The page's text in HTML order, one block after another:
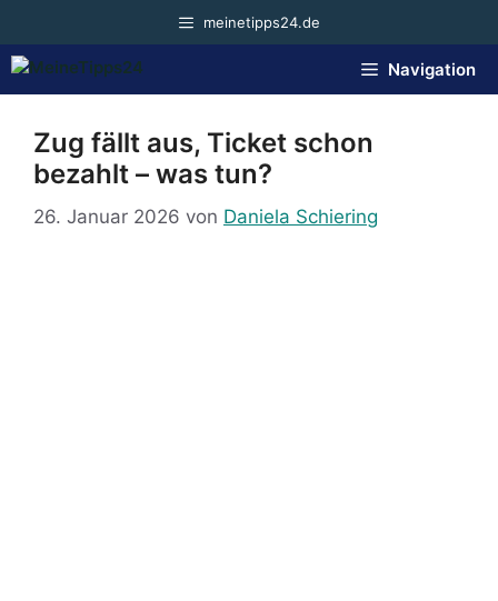
springen
meinetipps24.de
Navigation
Zug fällt aus, Ticket schon
bezahlt – was tun?
26. Januar 2026 von Daniela Schiering